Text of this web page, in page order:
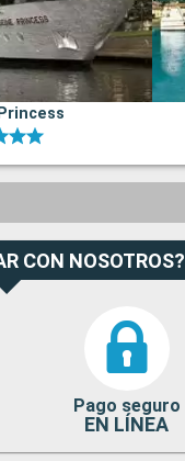
CON NOSOTROS?
Pago seguro
EN LÍNEA